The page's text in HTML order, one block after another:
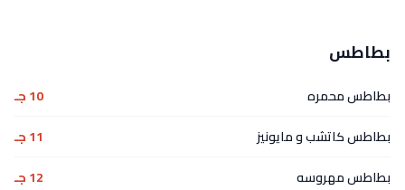
بطاطس
بطاطس محمره
10 جـ
بطاطس كاتشب و مايونيز
11 جـ
بطاطس مهروسه
12 جـ